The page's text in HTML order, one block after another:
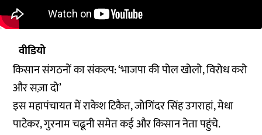
वीडियो
किसान संगठनों का संकल्प: ‘भाजपा की पोल खोलो, विरोध करो
और सज़ा दो’
इस महापंचायत में राकेश टिकैत, जोगिंदर सिंह उगराहां, मेधा
पाटेकर, गुरनाम चढूनी समेत कई और किसान नेता पहुंचे.